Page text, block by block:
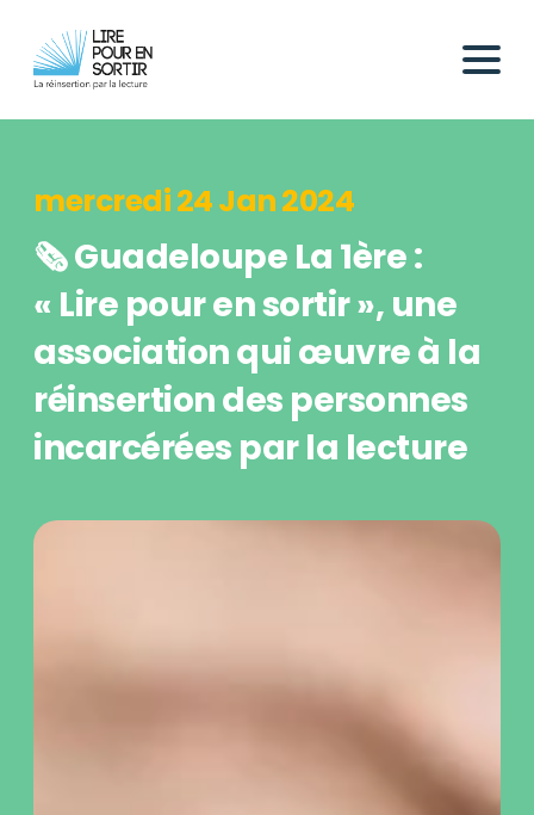
mercredi 24 Jan 2024
🗞️ Guadeloupe La 1ère :
« Lire pour en sortir », une
association qui œuvre à la
réinsertion des personnes
incarcérées par la lecture